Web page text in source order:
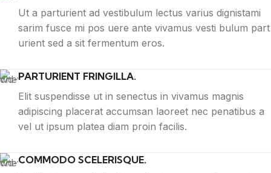
Ut a parturient ad vestibulum lectus varius dignistami
sarim fusce mi pos uere ante vivamus vesti bulum part
urient sed a sit fermentum eros.
PARTURIENT FRINGILLA.
Elit suspendisse ut in senectus in vivamus magnis
adipiscing placerat accumsan laoreet nec penatibus a
vel ut ipsum platea diam proin facilis.
COMMODO SCELERISQUE.